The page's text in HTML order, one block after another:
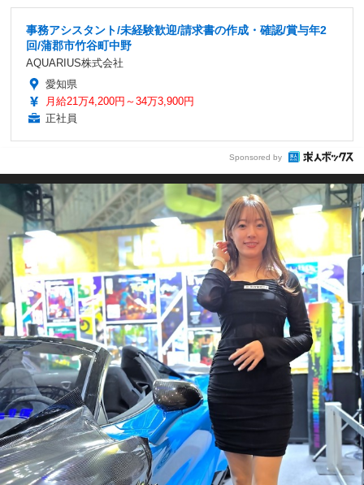
事務アシスタント/未経験歓迎/請求書の作成・確認/賞与年2
回/蒲郡市竹谷町中野
AQUARIUS株式会社
愛知県
月給21万4,200円～34万3,900円
正社員
Sponsored by